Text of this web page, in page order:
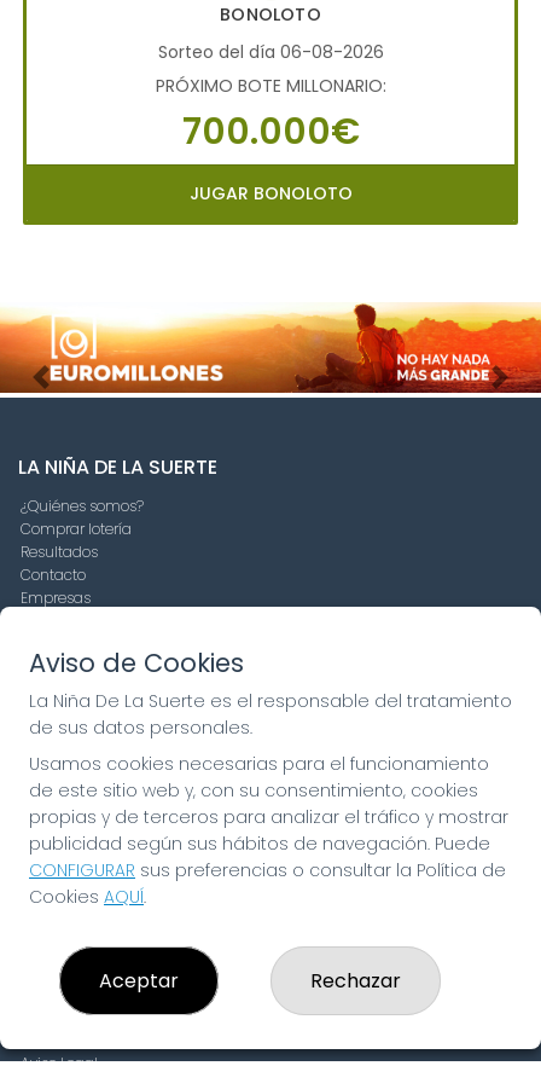
BONOLOTO
Sorteo del día 06-08-2026
PRÓXIMO BOTE MILLONARIO:
700.000€
JUGAR BONOLOTO
Imagen anterior
LA NIÑA DE LA SUERTE
¿Quiénes somos?
Comprar lotería
Resultados
Contacto
Empresas
Boletos digitales
Acceso
Registro
CONTACTO
ADMINISTRACION DE LOTERIAS: 19-FUENLABRADA -
RECEPTOR OFICIAL: 97910
916429571
pedidos@laninadelasuerte.es
(Madrid) España
Aviso Legal
Aviso de Cookies
La Niña De La Suerte es el responsable del tratamiento
de sus datos personales.
Usamos cookies necesarias para el funcionamiento
de este sitio web y, con su consentimiento, cookies
propias y de terceros para analizar el tráfico y mostrar
publicidad según sus hábitos de navegación. Puede
CONFIGURAR sus preferencias o consultar la Política de
Cookies AQUÍ.
Aceptar Rechazar